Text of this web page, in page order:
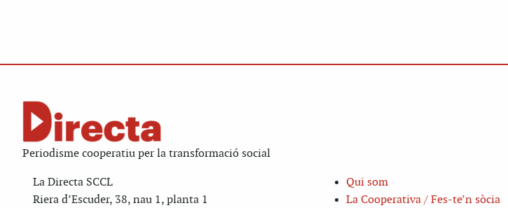
Periodisme cooperatiu per la transformació social
La Directa SCCL
Riera d’Escuder, 38, nau 1, planta 1
Qui som
La Cooperativa / Fes-te’n sòcia